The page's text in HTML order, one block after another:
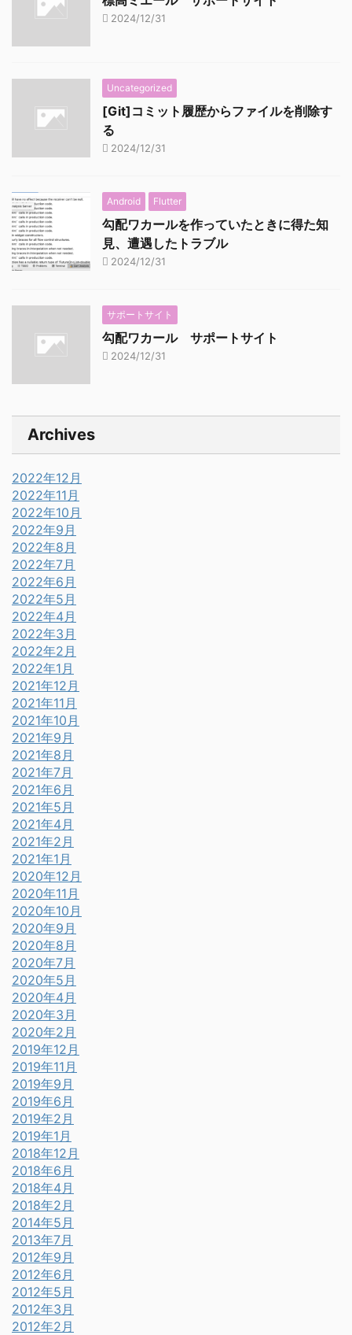
2024/12/31
Uncategorized
[Git]コミット履歴からファイルを削除す
る
2024/12/31
Android Flutter
勾配ワカールを作っていたときに得た知
見、遭遇したトラブル
2024/12/31
サポートサイト
勾配ワカール サポートサイト
2024/12/31
Archives
2022年12月
2022年11月
2022年10月
2022年9月
2022年8月
2022年7月
2022年6月
2022年5月
2022年4月
2022年3月
2022年2月
2022年1月
2021年12月
2021年11月
2021年10月
2021年9月
2021年8月
2021年7月
2021年6月
2021年5月
2021年4月
2021年2月
2021年1月
2020年12月
2020年11月
2020年10月
2020年9月
2020年8月
2020年7月
2020年5月
2020年4月
2020年3月
2020年2月
2019年12月
2019年11月
2019年9月
2019年6月
2019年2月
2019年1月
2018年12月
2018年6月
2018年4月
2018年2月
2014年5月
2013年7月
2012年9月
2012年6月
2012年5月
2012年3月
2012年2月